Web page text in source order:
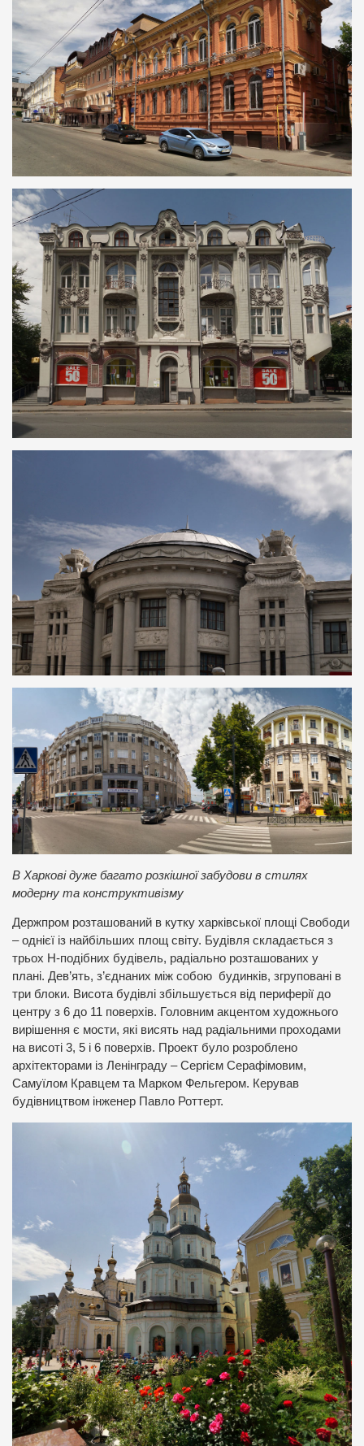
В Харкові дуже багато розкішної забудови в стилях
модерну та конструктивізму
Держпром розташований в кутку харківської площі Свободи
– однієї із найбільших площ світу. Будівля складається з
трьох H-подібних будівель, радіально розташованих у
плані. Дев’ять, з’єднаних між собою будинків, згруповані в
три блоки. Висота будівлі збільшується від периферії до
центру з 6 до 11 поверхів. Головним акцентом художнього
вирішення є мости, які висять над радіальними проходами
на висоті 3, 5 і 6 поверхів. Проект було розроблено
архітекторами із Ленінграду – Сергієм Серафімовим,
Самуїлом Кравцем та Марком Фельгером. Керував
будівництвом інженер Павло Роттерт.